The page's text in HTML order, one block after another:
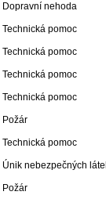
Dopravní nehoda
Technická pomoc
Technická pomoc
Technická pomoc
Technická pomoc
Požár
Technická pomoc
Únik nebezpečných
Požár